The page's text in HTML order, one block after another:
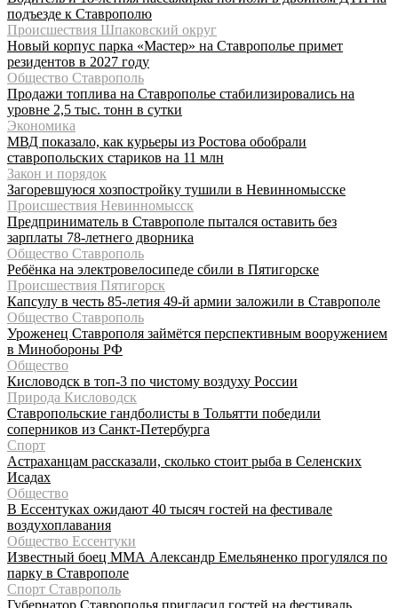
подъезде к Ставрополю
Происшествия Шпаковский округ
Новый корпус парка «Мастер» на Ставрополье примет
резидентов в 2027 году
Общество Ставрополь
Продажи топлива на Ставрополье стабилизировались на
уровне 2,5 тыс. тонн в сутки
Экономика
МВД показало, как курьеры из Ростова обобрали
ставропольских стариков на 11 млн
Закон и порядок
Загоревшуюся хозпостройку тушили в Невинномысске
Происшествия Невинномысск
Предприниматель в Ставрополе пытался оставить без
зарплаты 78-летнего дворника
Общество Ставрополь
Ребёнка на электровелосипеде сбили в Пятигорске
Происшествия Пятигорск
Капсулу в честь 85-летия 49-й армии заложили в Ставрополе
Общество Ставрополь
Уроженец Ставрополя займётся перспективным вооружением
в Минобороны РФ
Общество
Кисловодск в топ-3 по чистому воздуху России
Природа Кисловодск
Ставропольские гандболисты в Тольятти победили
соперников из Санкт-Петербурга
Спорт
Астраханцам рассказали, сколько стоит рыба в Селенских
Исадах
Общество
В Ессентуках ожидают 40 тысяч гостей на фестивале
воздухоплавания
Общество Ессентуки
Известный боец ММА Александр Емельяненко прогулялся по
парку в Ставрополе
Спорт Ставрополь
Губернатор Ставрополья пригласил гостей на фестиваль